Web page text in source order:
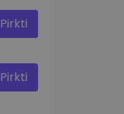
Pirkti
Pirkti